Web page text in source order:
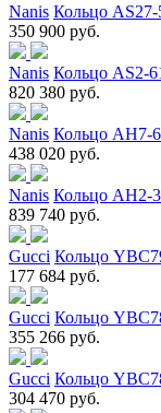
Nanis Кольцо AS27-
350 900 руб.
Nanis Кольцо AS2-
820 380 руб.
Nanis Кольцо AH7-
438 020 руб.
Nanis Кольцо AH2-
839 740 руб.
Gucci Кольцо
177 684 руб.
Gucci Кольцо
355 266 руб.
Gucci Кольцо
304 470 руб.